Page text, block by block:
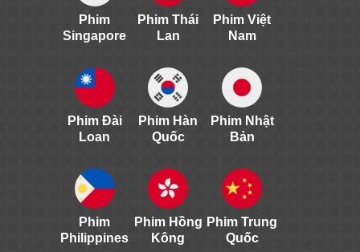
Phim
Singapore
Phim Thái
Lan
Phim Việt
Nam
Phim Đài
Loan
Phim Hàn
Quốc
Phim Nhật
Bản
Phim
Philippines
Phim Hồng
Kông
Phim Trung
Quốc